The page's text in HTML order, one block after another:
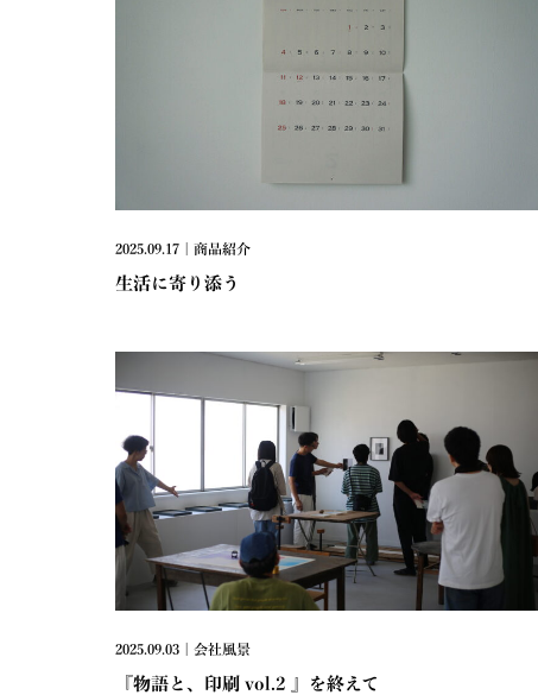
2025.09.17 | 商品紹介
生活に寄り添う
2025.09.03 | 会社風景
『物語と、印刷 vol.2 』を終えて